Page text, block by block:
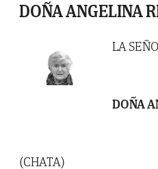
DOÑA ANGELINA
LA
DOÑA
(CHATA)